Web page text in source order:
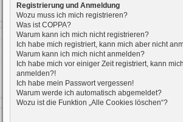
Registrierung und Anmeldung
Wozu muss ich mich registrieren?
Was ist COPPA?
Warum kann ich mich nicht registrieren?
Ich habe mich registriert, kann mich aber nicht
Warum kann ich mich nicht anmelden?
Ich habe mich vor einiger Zeit registriert, kann
anmelden?!
Ich habe mein Passwort vergessen!
Warum werde ich automatisch abgemeldet?
Wozu ist die Funktion „Alle Cookies löschen“?